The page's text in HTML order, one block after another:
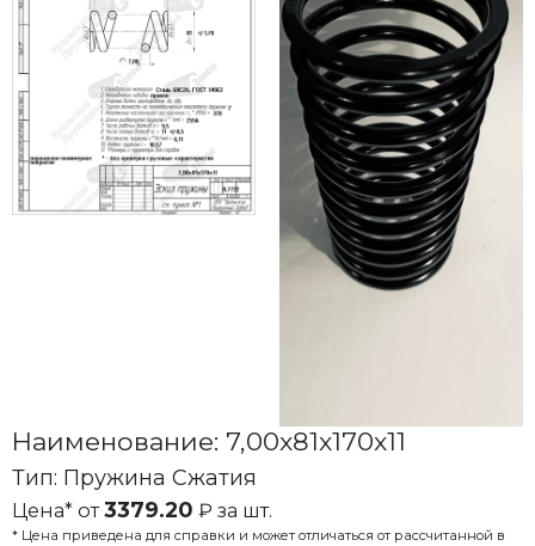
Наименование: 7,00x81x170x11
Тип: Пружина Сжатия
Цена* от3379.20 ₽ за шт.
* Цена приведена для справки и может отличаться от рассчитанной в